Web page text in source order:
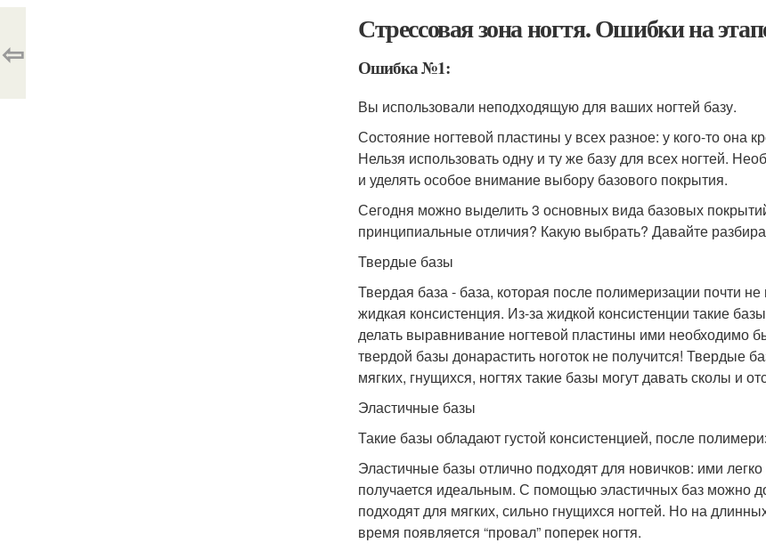
Стрессовая зона ногтя. Ошибки на
Ошибка №1:
Вы использовали неподходящую для ваших ногтей базу.
Состояние ногтевой пластины у всех разное: у кого-то она
Нельзя использовать одну и ту же базу для всех ногтей.
и уделять особое внимание выбору базового покрытия.
Сегодня можно выделить 3 основных вида базовых
принципиальные отличия? Какую выбрать? Давайте
Твердые базы
Твердая база - база, которая после полимеризации почти
жидкая консистенция. Из-за жидкой консистенции такие
делать выравнивание ногтевой пластины ими необходимо
твердой базы донарастить ноготок не получится! Твердые
мягких, гнущихся, ногтях такие базы могут давать сколы и
Эластичные базы
Такие базы обладают густой консистенцией, после
Эластичные базы отлично подходят для новичков: ими
получается идеальным. С помощью эластичных баз можно
подходят для мягких, сильно гнущихся ногтей. Но на
время появляется “провал” поперек ногтя.
⇦